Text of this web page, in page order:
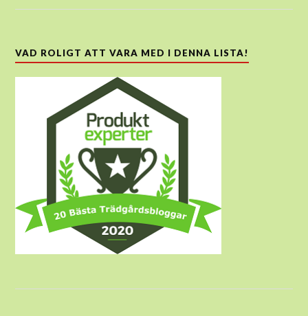
VAD ROLIGT ATT VARA MED I DENNA LISTA!